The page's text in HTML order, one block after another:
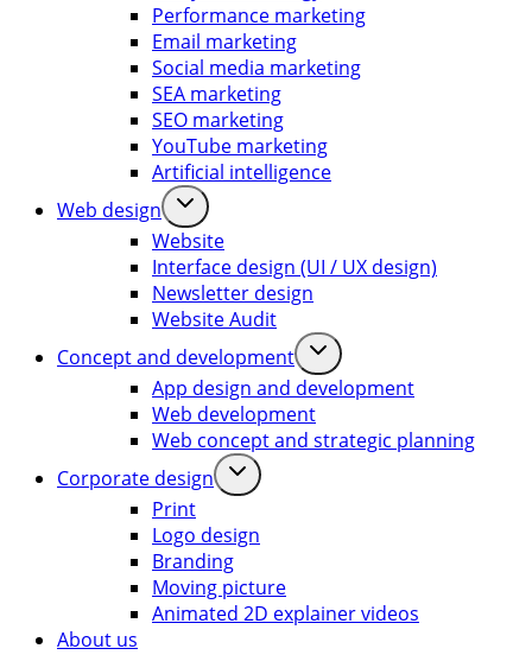
Performance marketing
Email marketing
Social media marketing
SEA marketing
SEO marketing
YouTube marketing
Artificial intelligence
Web design
Website
Interface design (UI / UX design)
Newsletter design
Website Audit
Concept and development
App design and development
Web development
Web concept and strategic planning
Corporate design
Print
Logo design
Branding
Moving picture
Animated 2D explainer videos
About us